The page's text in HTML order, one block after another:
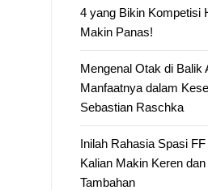
4 yang Bikin Kompetisi
Makin Panas!
Mengenal Otak di Balik
Manfaatnya dalam
Sebastian Raschka
Inilah Rahasia Spasi
Kalian Makin Keren
Tambahan